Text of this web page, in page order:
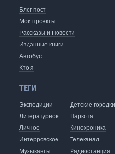
Блог пост
Мои проекты
Рассказы и Повести
Изданные книги
Автобус
Кто я
ТЕГИ
Экспедиции
Литературное
Личное
Интерровское
Музыканты
Детские городки
Наркота
Кинохроника
Телеканал
Радиостанция